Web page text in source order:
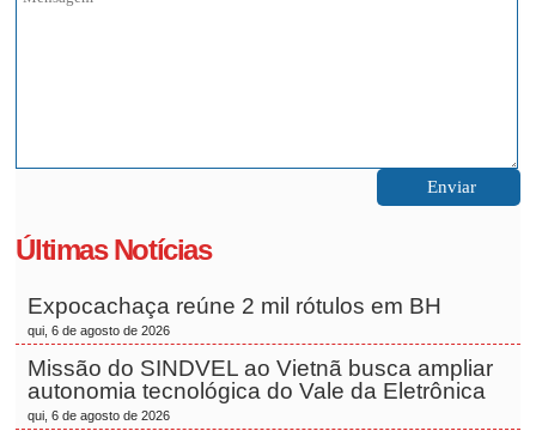
Últimas Notícias
Expocachaça reúne 2 mil rótulos em BH
qui, 6 de agosto de 2026
Missão do SINDVEL ao Vietnã busca ampliar
autonomia tecnológica do Vale da Eletrônica
qui, 6 de agosto de 2026